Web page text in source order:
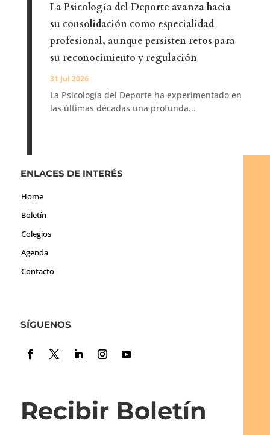
La Psicología del Deporte avanza hacia
su consolidación como especialidad
profesional, aunque persisten retos para
su reconocimiento y regulación
31 Jul 2026
La Psicología del Deporte ha experimentado en
las últimas décadas una profunda...
ENLACES DE INTERÉS
Home
Boletín
Colegios
Agenda
Contacto
SÍGUENOS
Recibir Boletín